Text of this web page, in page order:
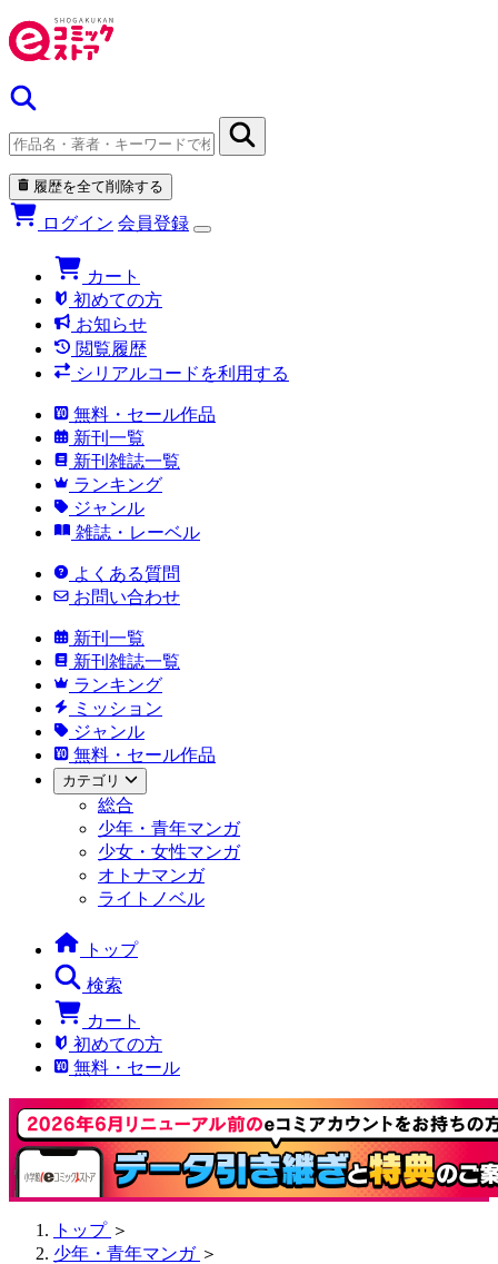
履歴を全て削除する
ログイン 会員登録
カート
初めての方
お知らせ
閲覧履歴
シリアルコードを利用する
無料・セール作品
新刊一覧
新刊雑誌一覧
ランキング
ジャンル
雑誌・レーベル
よくある質問
お問い合わせ
新刊一覧
新刊雑誌一覧
ランキング
ミッション
ジャンル
無料・セール作品
カテゴリ
総合
少年・青年マンガ
少女・女性マンガ
オトナマンガ
ライトノベル
トップ
検索
カート
初めての方
無料・セール
トップ ＞
少年・青年マンガ ＞